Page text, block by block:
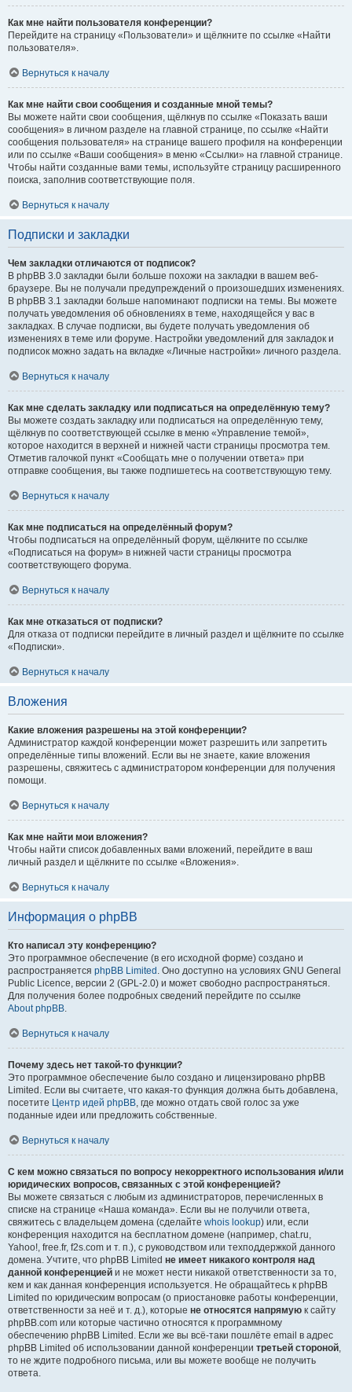
Как мне найти пользователя конференции?
Перейдите на страницу «Пользователи» и щёлкните по ссылке «Найти
пользователя».
Вернуться к началу
Как мне найти свои сообщения и созданные мной темы?
Вы можете найти свои сообщения, щёлкнув по ссылке «Показать ваши
сообщения» в личном разделе на главной странице, по ссылке «Найти
сообщения пользователя» на странице вашего профиля на конференции
или по ссылке «Ваши сообщения» в меню «Ссылки» на главной странице.
Чтобы найти созданные вами темы, используйте страницу расширенного
поиска, заполнив соответствующие поля.
Вернуться к началу
Подписки и закладки
Чем закладки отличаются от подписок?
В phpBB 3.0 закладки были больше похожи на закладки в вашем веб-
браузере. Вы не получали предупреждений о произошедших изменениях.
В phpBB 3.1 закладки больше напоминают подписки на темы. Вы можете
получать уведомления об обновлениях в теме, находящейся у вас в
закладках. В случае подписки, вы будете получать уведомления об
изменениях в теме или форуме. Настройки уведомлений для закладок и
подписок можно задать на вкладке «Личные настройки» личного раздела.
Вернуться к началу
Как мне сделать закладку или подписаться на определённую тему?
Вы можете создать закладку или подписаться на определённую тему,
щёлкнув по соответствующей ссылке в меню «Управление темой»,
которое находится в верхней и нижней части страницы просмотра тем.
Отметив галочкой пункт «Сообщать мне о получении ответа» при
отправке сообщения, вы также подпишетесь на соответствующую тему.
Вернуться к началу
Как мне подписаться на определённый форум?
Чтобы подписаться на определённый форум, щёлкните по ссылке
«Подписаться на форум» в нижней части страницы просмотра
соответствующего форума.
Вернуться к началу
Как мне отказаться от подписки?
Для отказа от подписки перейдите в личный раздел и щёлкните по ссылке
«Подписки».
Вернуться к началу
Вложения
Какие вложения разрешены на этой конференции?
Администратор каждой конференции может разрешить или запретить
определённые типы вложений. Если вы не знаете, какие вложения
разрешены, свяжитесь с администратором конференции для получения
помощи.
Вернуться к началу
Как мне найти мои вложения?
Чтобы найти список добавленных вами вложений, перейдите в ваш
личный раздел и щёлкните по ссылке «Вложения».
Вернуться к началу
Информация о phpBB
Кто написал эту конференцию?
Это программное обеспечение (в его исходной форме) создано и
распространяется phpBB Limited . Оно доступно на условиях GNU General
Public Licence, версии 2 (GPL-2.0) и может свободно распространяться.
Для получения более подробных сведений перейдите по ссылке
About phpBB.
Вернуться к началу
Почему здесь нет такой-то функции?
Это программное обеспечение было создано и лицензировано phpBB
Limited. Если вы считаете, что какая-то функция должна быть добавлена,
посетите Центр идей phpBB, где можно отдать свой голос за уже
поданные идеи или предложить собственные.
Вернуться к началу
С кем можно связаться по вопросу некорректного использования и/или
юридических вопросов, связанных с этой конференцией?
Вы можете связаться с любым из администраторов, перечисленных в
списке на странице «Наша команда». Если вы не получили ответа,
свяжитесь с владельцем домена (сделайте whois lookup) или, если
конференция находится на бесплатном домене (например, chat.ru,
Yahoo!, free.fr, f2s.com и т. п.), с руководством или техподдержкой данного
домена. Учтите, что phpBB Limited не имеет никакого контроля над
данной конференцией и не может нести никакой ответственности за то,
кем и как данная конференция используется. Не обращайтесь к phpBB
Limited по юридическим вопросам (о приостановке работы конференции,
ответственности за неё и т. д.), которые не относятся напрямую к сайту
phpBB.com или которые частично относятся к программному
обеспечению phpBB Limited. Если же вы всё-таки пошлёте email в адрес
phpBB Limited об использовании данной конференции третьей стороной,
то не ждите подробного письма, или вы можете вообще не получить
ответа.